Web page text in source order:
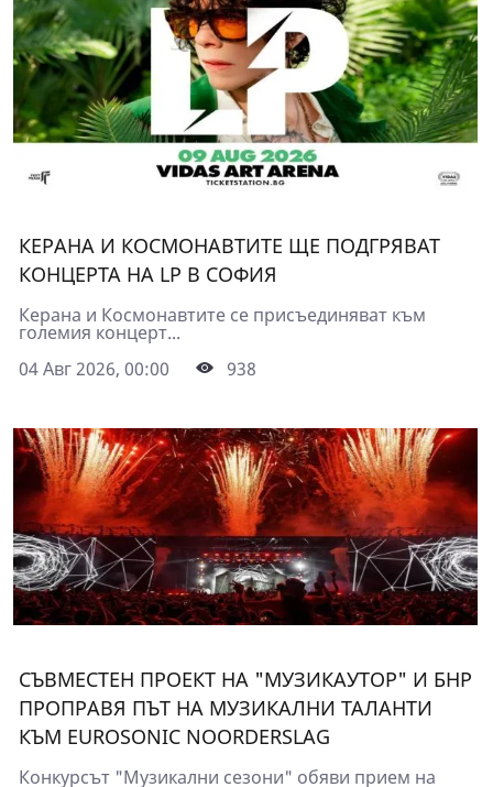
КЕРАНА И КОСМОНАВТИТЕ ЩЕ ПОДГРЯВАТ
КОНЦЕРТА НА LP В СОФИЯ
Керана и Космонавтите се присъединяват към
големия концерт...
04 Авг 2026, 00:00
938
СЪВМЕСТЕН ПРОЕКТ НА "МУЗИКАУТОР" И БНР
ПРОПРАВЯ ПЪТ НА МУЗИКАЛНИ ТАЛАНТИ
КЪМ EUROSONIC NOORDERSLAG
Конкурсът "Музикални сезони" обяви прием на